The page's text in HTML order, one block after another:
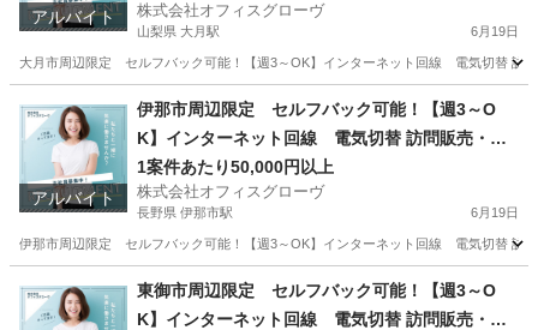
アルバイト 株式会社オフィスグローヴ
山梨県 大月駅 6月19日
大月市周辺限定 セルフバック可能！【週3～OK】インターネット回線 電気切替 訪
大月駅 営業 セルフ
アルバイト
伊那市周辺限定 セルフバック可能！【週3～O
K】インターネット回線 電気切替 訪問販売・紹
介
1案件あたり50,000円以上
株式会社オフィスグローヴ
長野県 伊那市駅 6月19日
伊那市周辺限定 セルフバック可能！【週3～OK】インターネット回線 電気切替 訪
伊那市駅 営業
東御市周辺限定 セルフバック可能！【週3～O
K】インターネット回線 電気切替 訪問販売・紹